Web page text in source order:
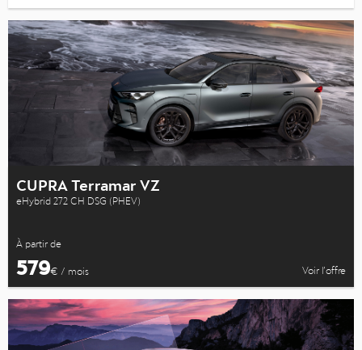
CUPRA Terramar VZ
eHybrid 272 CH DSG (PHEV)
À partir de
579€ / mois Voir l’offre